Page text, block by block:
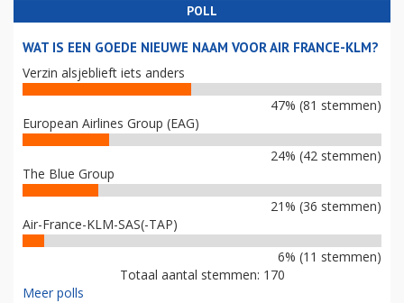
POLL
WAT IS EEN GOEDE NIEUWE NAAM VOOR AIR FRANCE-KLM?
Verzin alsjeblieft iets anders
47% (81 stemmen)
European Airlines Group (EAG)
24% (42 stemmen)
The Blue Group
21% (36 stemmen)
Air-France-KLM-SAS(-TAP)
6% (11 stemmen)
Totaal aantal stemmen: 170
Meer polls